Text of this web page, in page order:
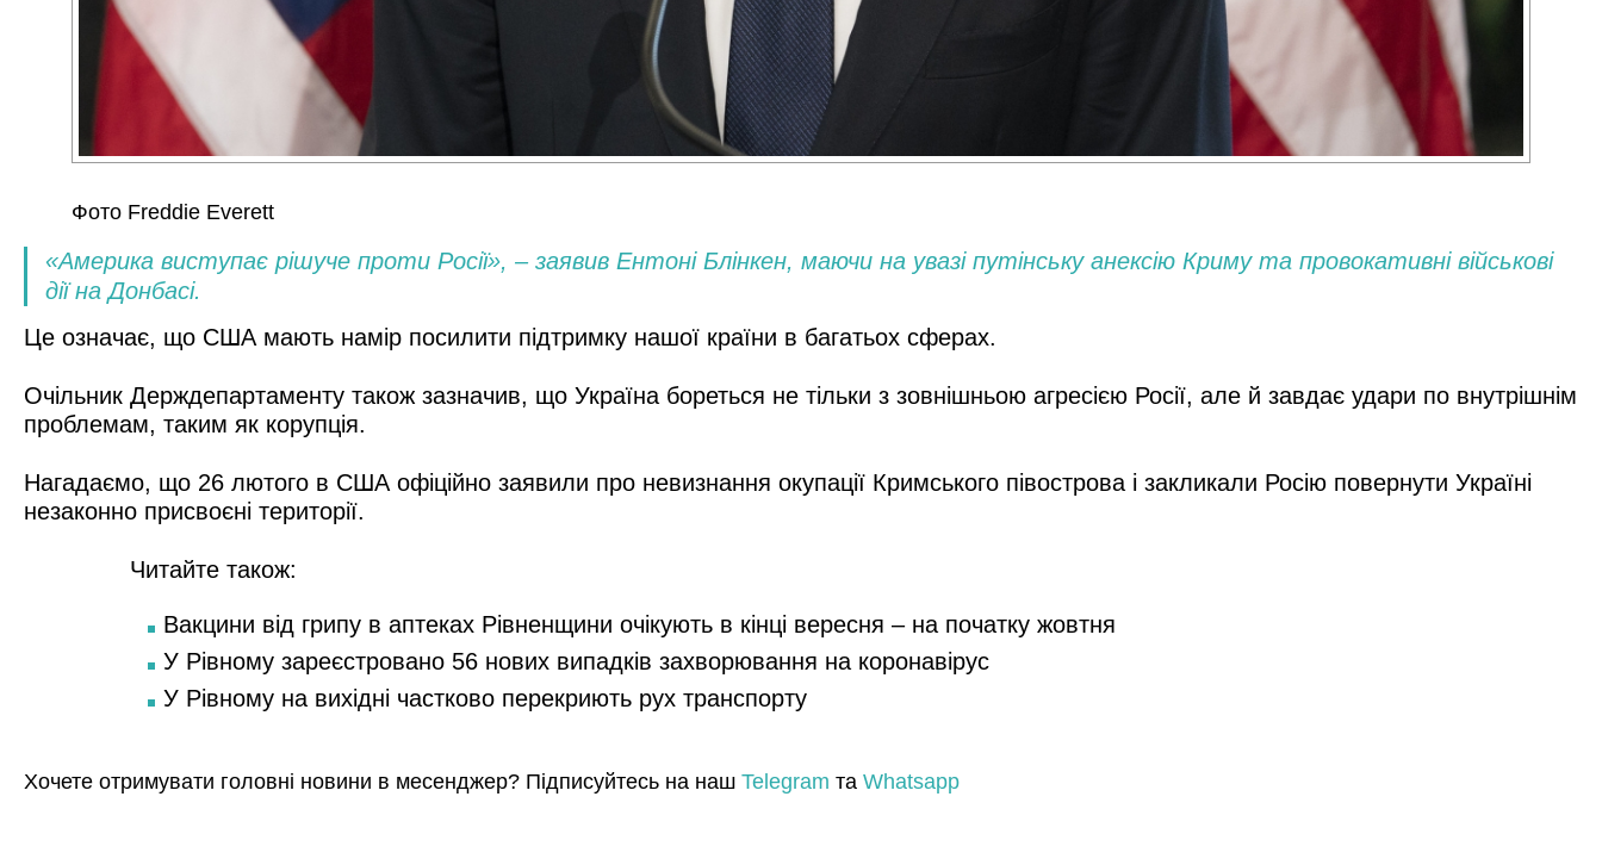
Фото Freddie Everett
«Америка виступає рішуче проти Росії», – заявив Ентоні Блінкен, маючи на увазі путінську анексію Криму та провокативні військові
дії на Донбасі.
Це означає, що США мають намір посилити підтримку нашої країни в багатьох сферах.
Очільник Держдепартаменту також зазначив, що Україна бореться не тільки з зовнішньою агресією Росії, але й завдає удари по внутрішнім
проблемам, таким як корупція.
Нагадаємо, що 26 лютого в США офіційно заявили про невизнання окупації Кримського півострова і закликали Росію повернути Україні
незаконно присвоєні території.
Читайте також:
Вакцини від грипу в аптеках Рівненщини очікують в кінці вересня – на початку жовтня
У Рівному зареєстровано 56 нових випадків захворювання на коронавірус
У Рівному на вихідні частково перекриють рух транспорту
Хочете отримувати головні новини в месенджер? Підписуйтесь на наш Telegram та Whatsapp